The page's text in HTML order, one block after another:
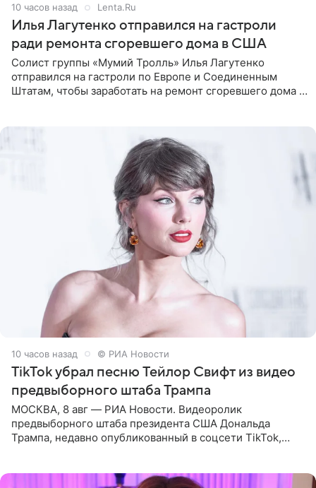
10 часов назад Lenta.Ru
Илья Лагутенко отправился на гастроли
ради ремонта сгоревшего дома в США
Солист группы «Мумий Тролль» Илья Лагутенко
отправился на гастроли по Европе и Соединенным
Штатам, чтобы заработать на ремонт сгоревшего дома в
10 часов назад © РИА Новости
TikTok убрал песню Тейлор Свифт из видео
предвыборного штаба Трампа
МОСКВА, 8 авг — РИА Новости. Видеоролик
предвыборного штаба президента США Дональда
Трампа, недавно опубликованный в соцсети TikTok,